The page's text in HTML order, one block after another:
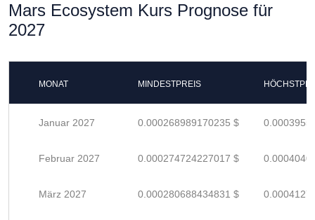
Mars Ecosystem Kurs Prognose für
2027
MONAT MINDESTPREIS
Januar 2027 0.000268989170235 $
Februar 2027 0.000274724227017 $
März 2027 0.000280688434831 $